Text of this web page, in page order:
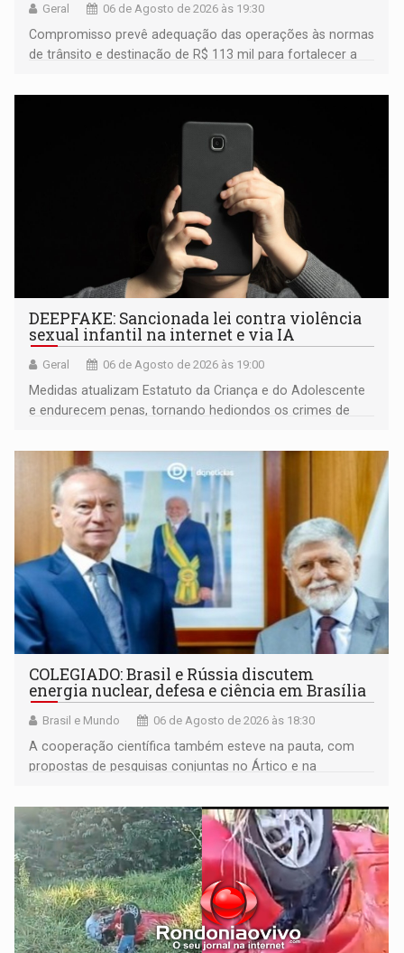
Geral 06 de Agosto de 2026 às 19:30
Compromisso prevê adequação das operações às normas
de trânsito e destinação de R$ 113 mil para fortalecer a
DEEPFAKE: Sancionada lei contra violência
sexual infantil na internet e via IA
Geral 06 de Agosto de 2026 às 19:00
Medidas atualizam Estatuto da Criança e do Adolescente
e endurecem penas, tornando hediondos os crimes de
COLEGIADO: Brasil e Rússia discutem
energia nuclear, defesa e ciência em Brasília
Brasil e Mundo 06 de Agosto de 2026 às 18:30
A cooperação científica também esteve na pauta, com
propostas de pesquisas conjuntas no Ártico e na